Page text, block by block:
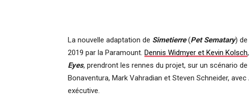
La nouvelle adaptation de Simetierre(Pet Sematary) de
2019 par la Paramount. Dennis Widmyer et Kevin Kolsch
Eyes, prendront les rennes du projet, sur un scénario
Bonaventura, Mark Vahradian et Steven Schneider,
exécutive.